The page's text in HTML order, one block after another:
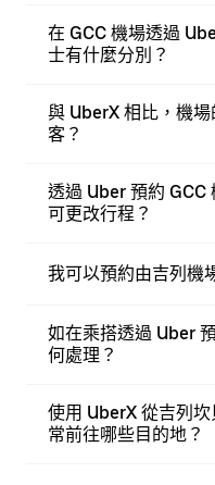
在 GCC 機場透過
士有什麼分別？
與 UberX 相比，機
客？
透過 Uber 預約 GCC
可更改行程？
我可以預約由吉列機
如在乘搭透過 Uber
何處理？
使用 UberX 從吉列
常前往哪些目的地？